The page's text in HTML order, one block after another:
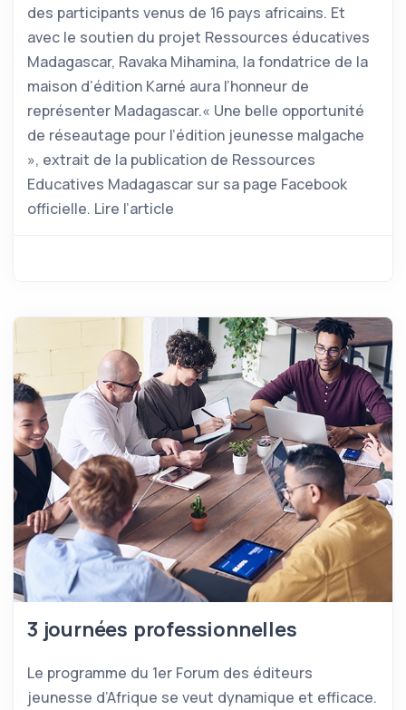
des participants venus de 16 pays africains. Et
avec le soutien du projet Ressources éducatives
Madagascar, Ravaka Mihamina, la fondatrice de la
maison d’édition Karné aura l’honneur de
représenter Madagascar.« Une belle opportunité
de réseautage pour l’édition jeunesse malgache
», extrait de la publication de Ressources
Educatives Madagascar sur sa page Facebook
officielle. Lire l’article
3 journées professionnelles
Le programme du 1er Forum des éditeurs
jeunesse d’Afrique se veut dynamique et efficace.